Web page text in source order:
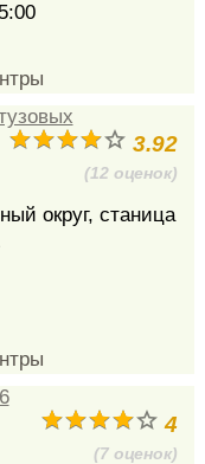
3.92
(12 оценок)
округ, станица
4
(7 оценок)